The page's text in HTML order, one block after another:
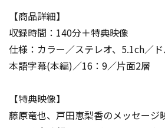
【商品詳細】
収録時間：140分＋特典映像
仕様：カラー／ステレオ、5.1ch／
本語字幕(本編)／16：9／片面2層
【特典映像】
藤原竜也、戸田恵梨香のメッセージ